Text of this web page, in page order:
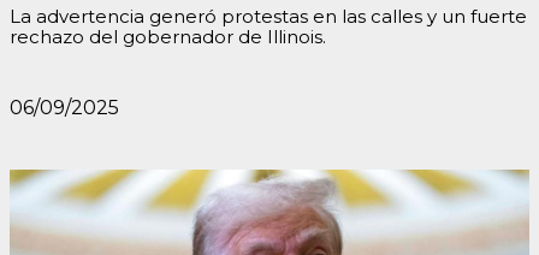
La advertencia generó protestas en las calles y un fuerte
rechazo del gobernador de Illinois.
06/09/2025